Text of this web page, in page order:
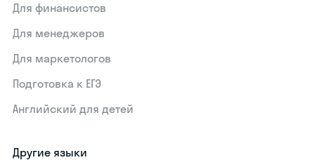
Для финансистов
Для менеджеров
Для маркетологов
Подготовка к ЕГЭ
Английский для детей
Другие языки